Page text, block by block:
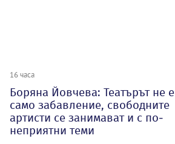
16 часа
Боряна Йовчева: Театърът не е
само забавление, свободните
артисти се занимават и с по-
неприятни теми